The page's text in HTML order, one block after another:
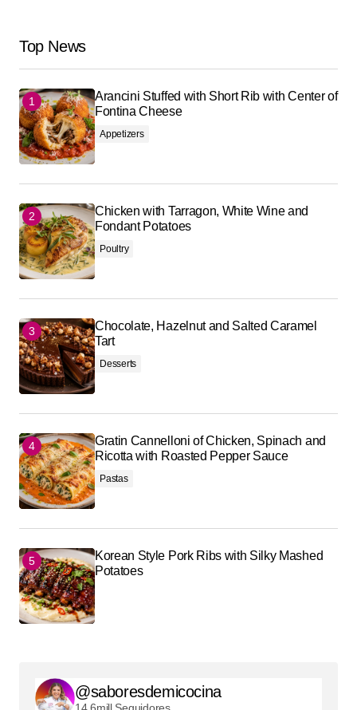
Top News
Arancini Stuffed with Short Rib with Center of
Fontina Cheese
Appetizers
Chicken with Tarragon, White Wine and
Fondant Potatoes
Poultry
Chocolate, Hazelnut and Salted Caramel
Tart
Desserts
Gratin Cannelloni of Chicken, Spinach and
Ricotta with Roasted Pepper Sauce
Pastas
Korean Style Pork Ribs with Silky Mashed
Potatoes
@saboresdemicocina